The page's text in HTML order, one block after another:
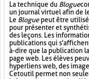
La technique du Blogue
un journal virtuel afin de
Le Bloguepeut être
pour présenter et
des leçons. Les
publications qui
à-dire que la publication
page web. Les élèves
hyperliens web, des
Cet outil permet non